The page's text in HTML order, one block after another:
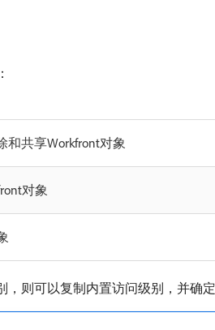
和共享Workfront对象
对象
，则可以复制内置访问级别，并确